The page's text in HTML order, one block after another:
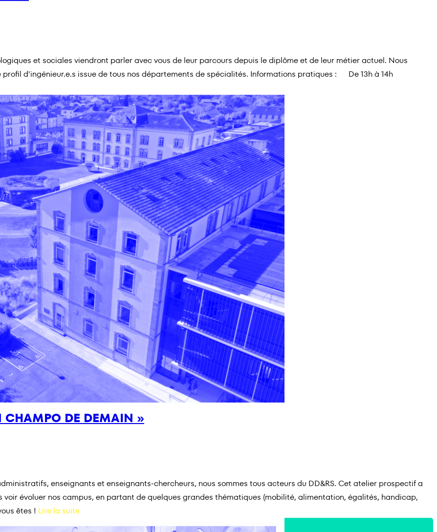
et sociales viendront parler avec vous de leur parcours depuis le diplôme et de leur métier actuel. Nous
d'ingénieur.e.s issue de tous nos départements de spécialités. Informations pratiques : De 13h à 14h
CHAMPO DE DEMAIN »
enseignants et enseignants-chercheurs, nous sommes tous acteurs du DD&RS. Cet atelier prospectif a
évoluer nos campus, en partant de quelques grandes thématiques (mobilité, alimentation, égalités, handicap,
êtes ! Lire la suite